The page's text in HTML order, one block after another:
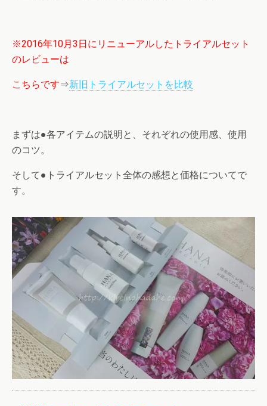
※2016年10月3日にリニューアルしたトライアルセット
のレビューは
こちらです⇒新旧トライアルセットを比較
まずは●各アイテムの説明と、それぞれの使用感、使用
のコツ。
そして●トライアルセット全体の感想と価格についてで
す。